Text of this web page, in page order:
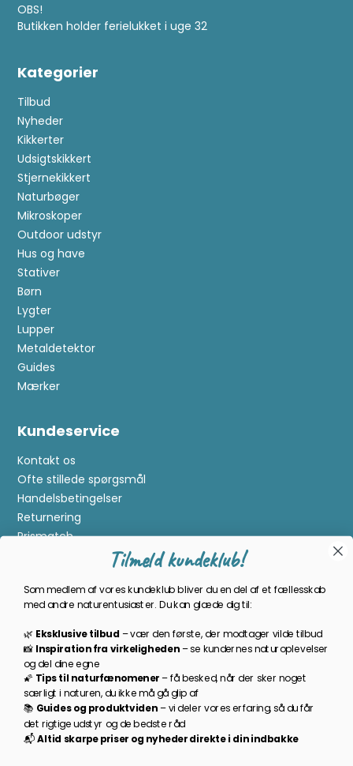
OBS!
Butikken holder ferielukket i uge 32
Kategorier
Tilbud
Nyheder
Kikkerter
Udsigtskikkert
Stjernekikkert
Naturbøger
Mikroskoper
Outdoor udstyr
Hus og have
Stativer
Børn
Lygter
Lupper
Metaldetektor
Guides
Mærker
Kundeservice
Kontakt os
Ofte stillede spørgsmål
Handelsbetingelser
Returnering
Prismatch
Om Kikkertland
Bliv en del af kundeklubben
Som medlem bliver du opdateret på nyheder, månedens
prisbasker, spændende kampagner og meget mere!
TILMELD NYHEDSBREV
Tilmeld kundeklub!
Som medlem af vores kundeklub bliver du en del af et fællesskab
med andre naturentusiaster. Du kan glæde dig til:
🌿 Eksklusive tilbud –vær den første, der modtager vilde tilbud
📸 Inspirationfra virkeligheden–se kundernesnaturoplevelser
ogdel dineegne
🌠 Tipstil naturfænomener–fåbesked,nårder sker noget
særligti naturen,duikkemågåglipaf
📚 Guidesog produktviden–videlervoreserfaring,sådufår
detrigtigeudstyr ogdebedsteråd
📬Altid skarpe priser og nyhederdirektei dinindbakke